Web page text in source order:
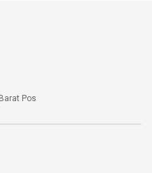
Pos